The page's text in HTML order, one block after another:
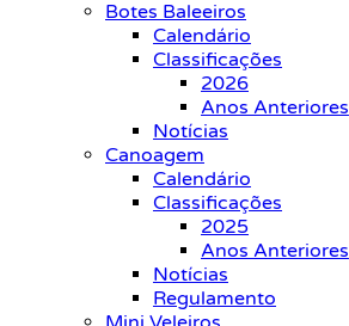
Botes Baleeiros
Calendário
Classificações
2026
Anos Anteriores
Notícias
Canoagem
Calendário
Classificações
2025
Anos Anteriores
Notícias
Regulamento